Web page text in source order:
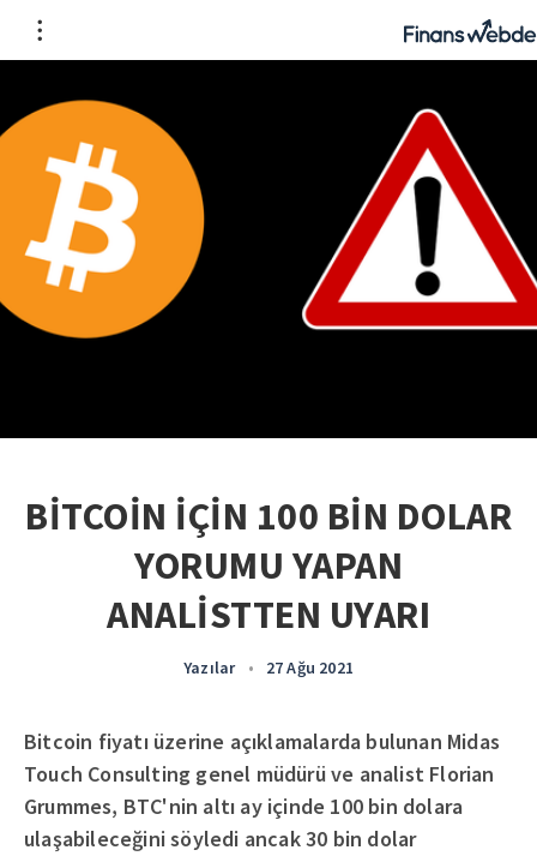
BİTCOİN İÇİN 100 BİN DOLAR
YORUMU YAPAN
ANALİSTTEN UYARI
Yazılar • 27 Ağu 2021
Bitcoin fiyatı üzerine açıklamalarda bulunan Midas
Touch Consulting genel müdürü ve analist Florian
Grummes, BTC'nin altı ay içinde 100 bin dolara
ulaşabileceğini söyledi ancak 30 bin dolar